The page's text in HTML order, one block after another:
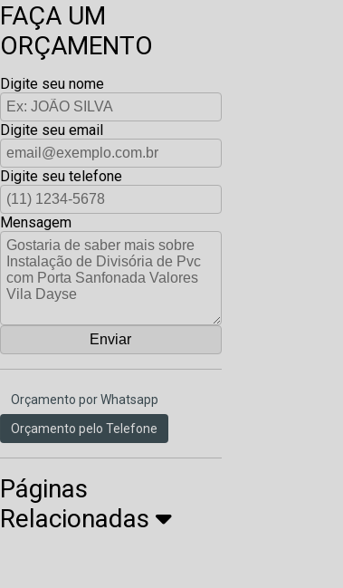
FAÇA UM
ORÇAMENTO
Digite seu nome
Digite seu email
Digite seu telefone
Mensagem
Orçamento por Whatsapp
Orçamento pelo Telefone
Páginas
Relacionadas